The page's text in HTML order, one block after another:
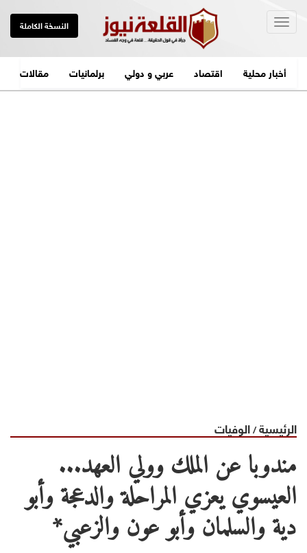
النسخة الكاملة
أخبار محلية اقتصاد عربي و دولي برلمانيات مقالات
الرئيسية/الوفيات
مندوبا عن الملك وولي العهد...
العيسوي يعزي المراحلة والدعجة وأبو
دية والسلمان وأبو عون والزعبي*